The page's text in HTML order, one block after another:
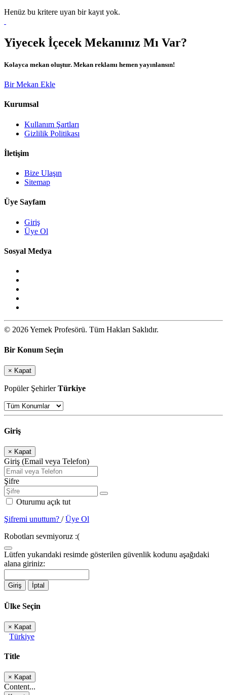
Henüz bu kritere uyan bir kayıt yok.
Yiyecek İçecek Mekanınız Mı Var?
Kolayca mekan oluştur. Mekan reklamı hemen yayınlansın!
Bir Mekan Ekle
Kurumsal
Kullanım Şartları
Gizlilik Politikası
İletişim
Bize Ulaşın
Sitemap
Üye Sayfam
Giriş
Üye Ol
Sosyal Medya
© 2026 Yemek Profesörü. Tüm Hakları Saklıdır.
Bir Konum Seçin
× Kapat
Popüler ŞehirlerTürkiye
Giriş
× Kapat
Giriş (Email veya Telefon)
Şifre
Oturumu açık tut
Şifremi unuttum? /Üye Ol
Robotları sevmiyoruz :(
Lütfen yukarıdaki resimde gösterilen güvenlik kodunu aşağıdaki
alana giriniz:
Giriş İptal
Ülke Seçin
× Kapat
Türkiye
Title
× Kapat
Content...